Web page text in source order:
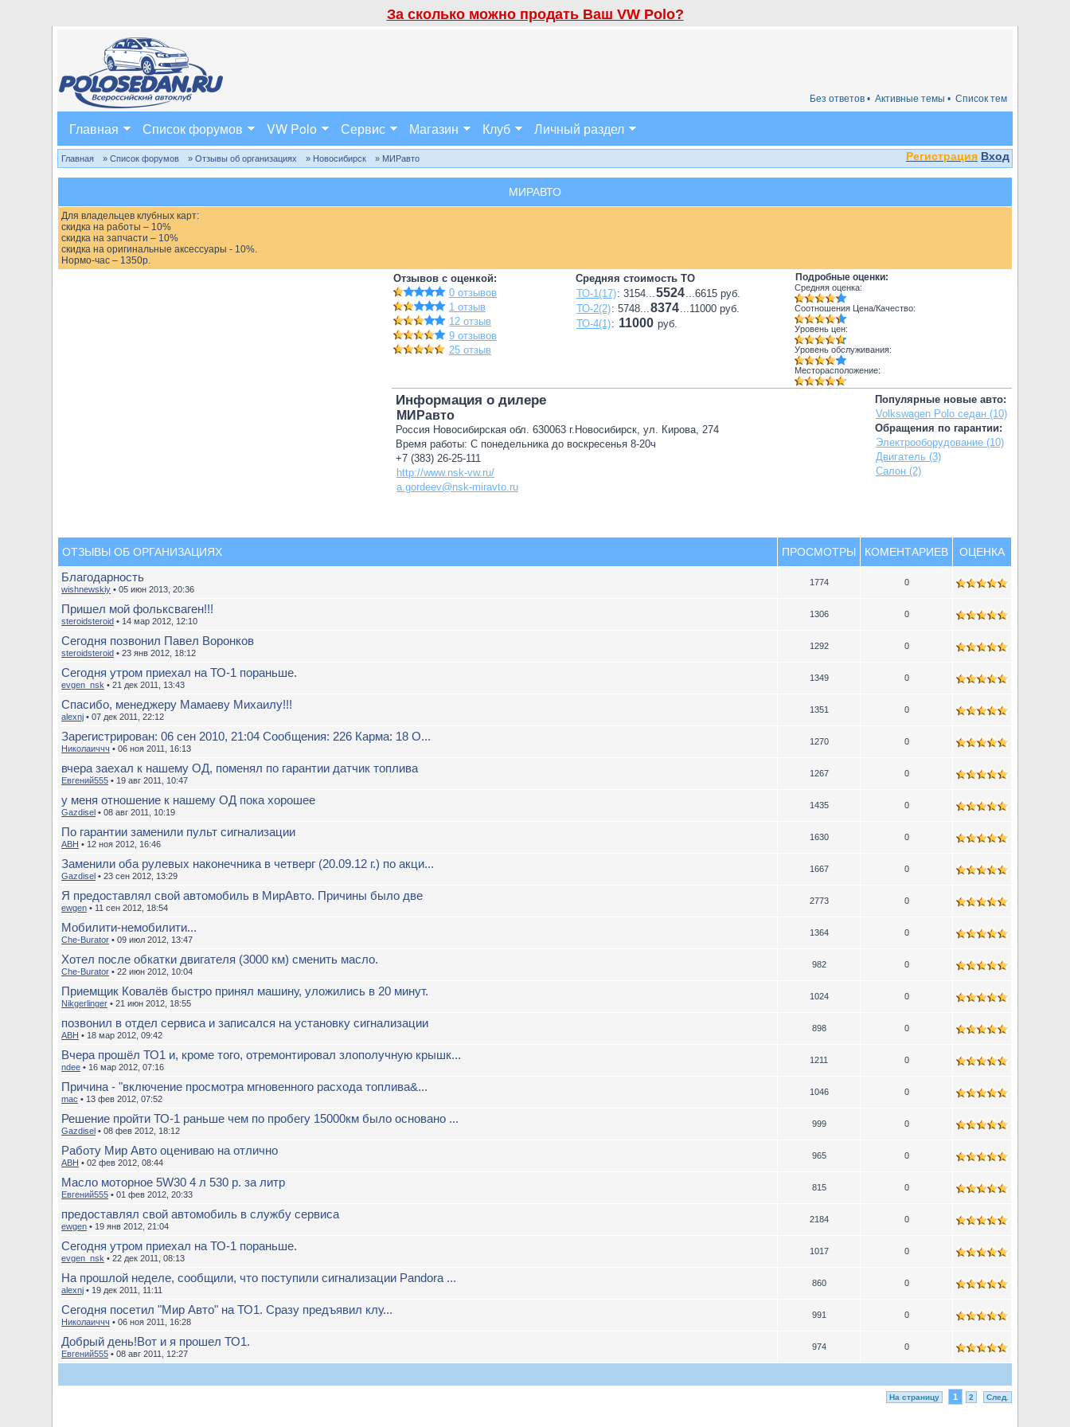
За сколько можно продать Ваш VW Polo?
Список тем
Активные темы •
Без ответов •
Главная Список форумов VW Polo Сервис Магазин Клуб Личный раздел
Регистрация Вход
Главная » Список форумов » Отзывы об организациях » Новосибирск » МИРавто
МИРАВТО
Для владельцев клубных карт:
скидка на работы – 10%
скидка на запчасти – 10%
скидка на оригинальные аксессуары - 10%.
Нормо-час – 1350р.
Отзывов с оценкой:
0 отзывов
1 отзыв
12 отзыв
9 отзывов
25 отзыв
Средняя стоимость ТО
ТО-1(17): 3154...5524...6615 руб.
ТО-2(2): 5748...8374...11000 руб.
ТО-4(1): 11000 руб.
Подробные оценки:
Средняя оценка:
Соотношения Цена/Качество:
Уровень цен:
Уровень обслуживания:
Месторасположение:
Популярные новые авто:
Volkswagen Polo седан (10)
Обращения по гарантии:
Электрооборудование (10)
Двигатель (3)
Салон (2)
Информация о дилере
МИРавто
Россия Новосибирская обл. 630063 г.Новосибирск, ул. Кирова, 274
Время работы: С понедельника до воскресенья 8-20ч
+7 (383) 26-25-111
http://www.nsk-vw.ru/
a.gordeev@nsk-miravto.ru
ОТЗЫВЫ ОБ ОРГАНИЗАЦИЯХ ПРОСМОТРЫ КОМЕНТАРИЕВ ОЦЕНКА
Благодарность
wishnewskiy • 05 июн 2013, 20:36
1774 0
Пришел мой фольксваген!!!
steroidsteroid • 14 мар 2012, 12:10
1306 0
Сегодня позвонил Павел Воронков
steroidsteroid • 23 янв 2012, 18:12
1292 0
Сегодня утром приехал на ТО-1 пораньше.
evgen_nsk • 21 дек 2011, 13:43
1349 0
Спасибо, менеджеру Мамаеву Михаилу!!!
alexnj • 07 дек 2011, 22:12
1351 0
Зарегистрирован: 06 сен 2010, 21:04 Сообщения: 226 Карма: 18 О...
Николаиччч • 06 ноя 2011, 16:13
1270 0
вчера заехал к нашему ОД, поменял по гарантии датчик топлива
Евгений555 • 19 авг 2011, 10:47
1267 0
у меня отношение к нашему ОД пока хорошее
Gazdisel • 08 авг 2011, 10:19
1435 0
По гарантии заменили пульт сигнализации
ABH • 12 ноя 2012, 16:46
1630 0
Заменили оба рулевых наконечника в четверг (20.09.12 г.) по акци...
Gazdisel • 23 сен 2012, 13:29
1667 0
Я предоставлял свой автомобиль в МирАвто. Причины было две
ewgen • 11 сен 2012, 18:54
2773 0
Мобилити-немобилити...
Che-Burator • 09 июл 2012, 13:47
1364 0
Хотел после обкатки двигателя (3000 км) сменить масло.
Che-Burator • 22 июн 2012, 10:04
982 0
Приемщик Ковалёв быстро принял машину, уложились в 20 минут.
Nikgerlinger • 21 июн 2012, 18:55
1024 0
позвонил в отдел сервиса и записался на установку сигнализации
ABH • 18 мар 2012, 09:42
898 0
Вчера прошёл ТО1 и, кроме того, отремонтировал злополучную крышк...
ndee • 16 мар 2012, 07:16
1211 0
Причина - "включение просмотра мгновенного расхода топлива&...
mac • 13 фев 2012, 07:52
1046 0
Решение пройти ТО-1 раньше чем по пробегу 15000км было основано ...
Gazdisel • 08 фев 2012, 18:12
999 0
Работу Мир Авто оцениваю на отлично
ABH • 02 фев 2012, 08:44
965 0
Масло моторное 5W30 4 л 530 р. за литр
Евгений555 • 01 фев 2012, 20:33
815 0
предоставлял свой автомобиль в службу сервиса
ewgen • 19 янв 2012, 21:04
2184 0
Сегодня утром приехал на ТО-1 пораньше.
evgen_nsk • 22 дек 2011, 08:13
1017 0
На прошлой неделе, сообщили, что поступили сигнализации Pandora ...
alexnj • 19 дек 2011, 11:11
860 0
Сегодня посетил "Мир Авто" на ТО1. Сразу предъявил клу...
Николаиччч • 06 ноя 2011, 16:28
991 0
Добрый день!Вот и я прошел ТО1.
Евгений555 • 08 авг 2011, 12:27
974 0
На страницу 1 2 След.